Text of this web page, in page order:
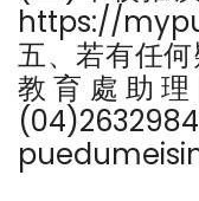
https://
五、若有任
教育處助